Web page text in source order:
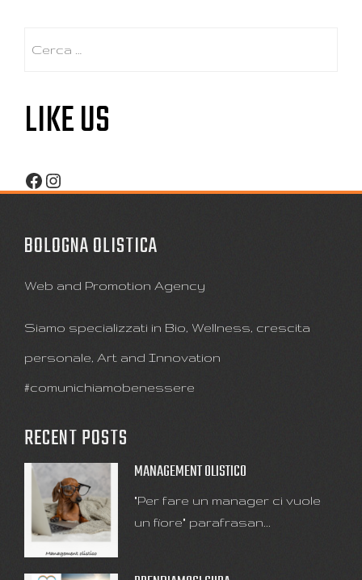
LIKE US
Facebook
Instagram
BOLOGNA OLISTICA
Web and Promotion Agency
Siamo specializzati in Bio, Wellness, crescita
personale, Art and Innovation
#comunichiamobenessere
RECENT POSTS
MANAGEMENT OLISTICO
"Per fare un manager ci vuole
un fiore" parafrasan...